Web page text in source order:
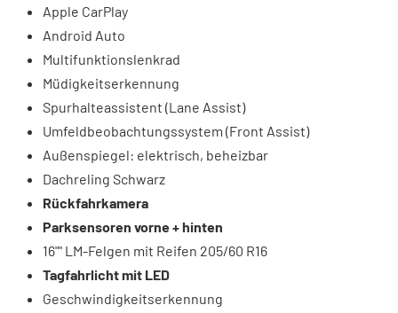
Apple CarPlay
Android Auto
Multifunktionslenkrad
Müdigkeitserkennung
Spurhalteassistent (Lane Assist)
Umfeldbeobachtungssystem (Front Assist)
Außenspiegel: elektrisch, beheizbar
Dachreling Schwarz
Rückfahrkamera
Parksensoren vorne + hinten
16"" LM-Felgen mit Reifen 205/60 R16
Tagfahrlicht mit LED
Geschwindigkeitserkennung